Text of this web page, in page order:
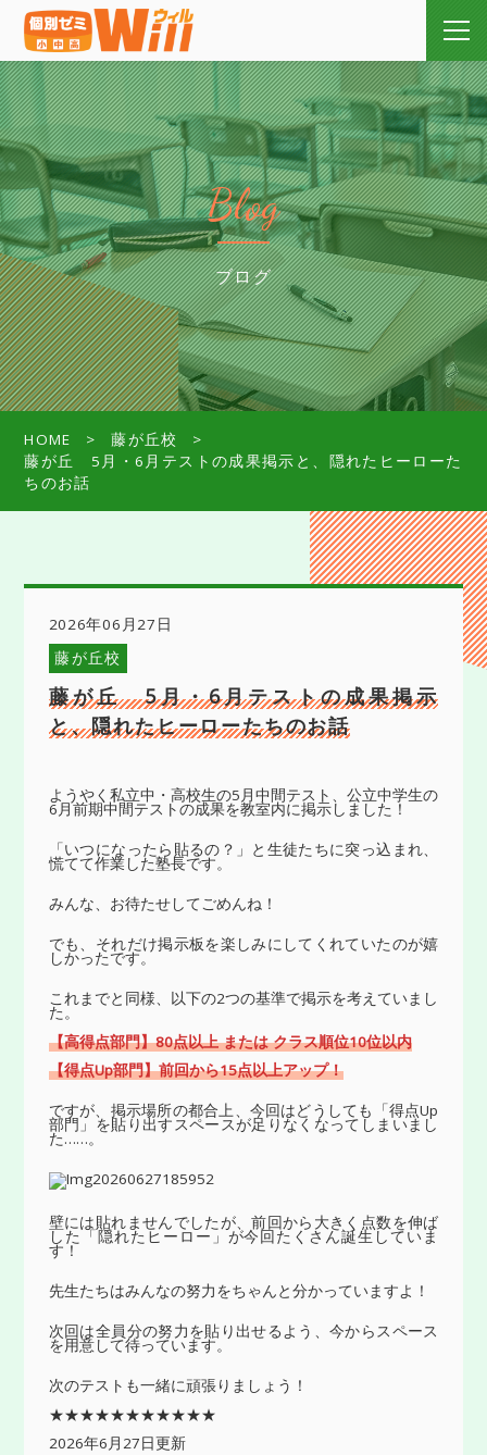
Blog
ブログ
HOME
藤が丘校
藤が丘 5月・6月テストの成果掲示と、隠れたヒーローた
ちのお話
2026年06月27日
藤が丘校
藤が丘 5月・6月テストの成果掲示
と、隠れたヒーローたちのお話
ようやく私立中・高校生の5月中間テスト、公立中学生の
6月前期中間テストの成果を教室内に掲示しました！
「いつになったら貼るの？」と生徒たちに突っ込まれ、
慌てて作業した塾長です。
みんな、お待たせしてごめんね！
でも、それだけ掲示板を楽しみにしてくれていたのが嬉
しかったです。
これまでと同様、以下の2つの基準で掲示を考えていまし
た。
【高得点部門】80点以上 または クラス順位10位以内
【得点Up部門】前回から15点以上アップ！
ですが、掲示場所の都合上、今回はどうしても「得点Up
部門」を貼り出すスペースが足りなくなってしまいまし
た……。
壁には貼れませんでしたが、前回から大きく点数を伸ば
した「隠れたヒーロー」が今回たくさん誕生していま
す！
先生たちはみんなの努力をちゃんと分かっていますよ！
次回は全員分の努力を貼り出せるよう、今からスペース
を用意して待っています。
次のテストも一緒に頑張りましょう！
★★★★★★★★★★★
2026年6月27日更新